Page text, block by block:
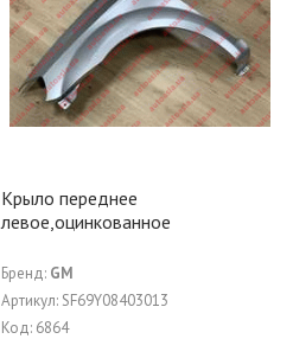
Крыло переднее
левое,оцинкованное
Бренд: GM
Артикул: SF69Y08403013
Код: 6864